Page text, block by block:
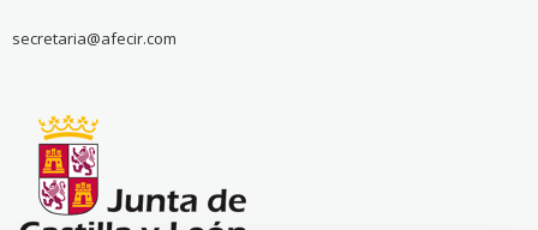
secretaria@afecir.com